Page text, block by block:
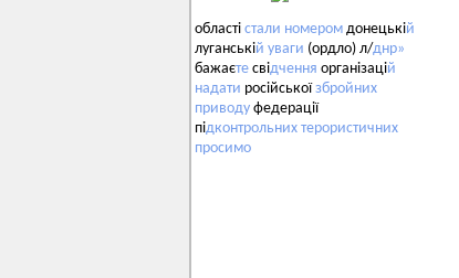
області стали номером донецькій
луганській уваги (ордло) л/днр»
бажаєте свідчення організацій
надати російськоїзбройних
приводу федерації
підконтрольних терористичних
просимо